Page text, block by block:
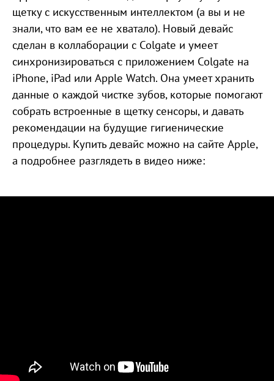
щетку с искусственным интеллектом (а вы и не
знали, что вам ее не хватало). Новый девайс
сделан в коллаборации с Colgate и умеет
синхронизироваться с приложением Colgate на
iPhone, iPad или Apple Watch. Она умеет хранить
данные о каждой чистке зубов, которые помогают
собрать встроенные в щетку сенсоры, и давать
рекомендации на будущие гигиенические
процедуры. Купить девайс можно на сайте Apple,
а подробнее разглядеть в видео ниже: